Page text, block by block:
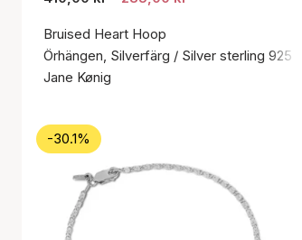
Bruised Heart Hoop
Örhängen, Silverfärg / Silver sterling 925
Jane Kønig
-30.1%